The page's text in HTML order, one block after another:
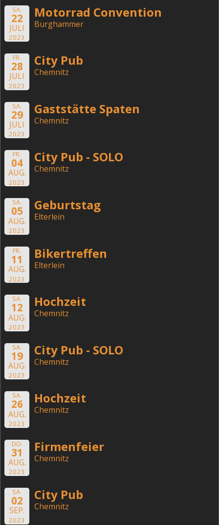
SA.
22
JULI
2023
Motorrad Convention
Burghammer
FR.
28
JULI
2023
City Pub
Chemnitz
SA.
29
JULI
2023
Gaststätte Spaten
Chemnitz
FR.
04
AUG.
2023
City Pub - SOLO
Chemnitz
SA.
05
AUG.
2023
Geburtstag
Elterlein
FR.
11
AUG.
2023
Bikertreffen
Elterlein
SA.
12
AUG.
2023
Hochzeit
Chemnitz
SA.
19
AUG.
2023
City Pub - SOLO
Chemnitz
SA.
26
AUG.
2023
Hochzeit
Chemnitz
DO.
31
AUG.
2023
Firmenfeier
Chemnitz
SA.
02
SEP.
2023
City Pub
Chemnitz